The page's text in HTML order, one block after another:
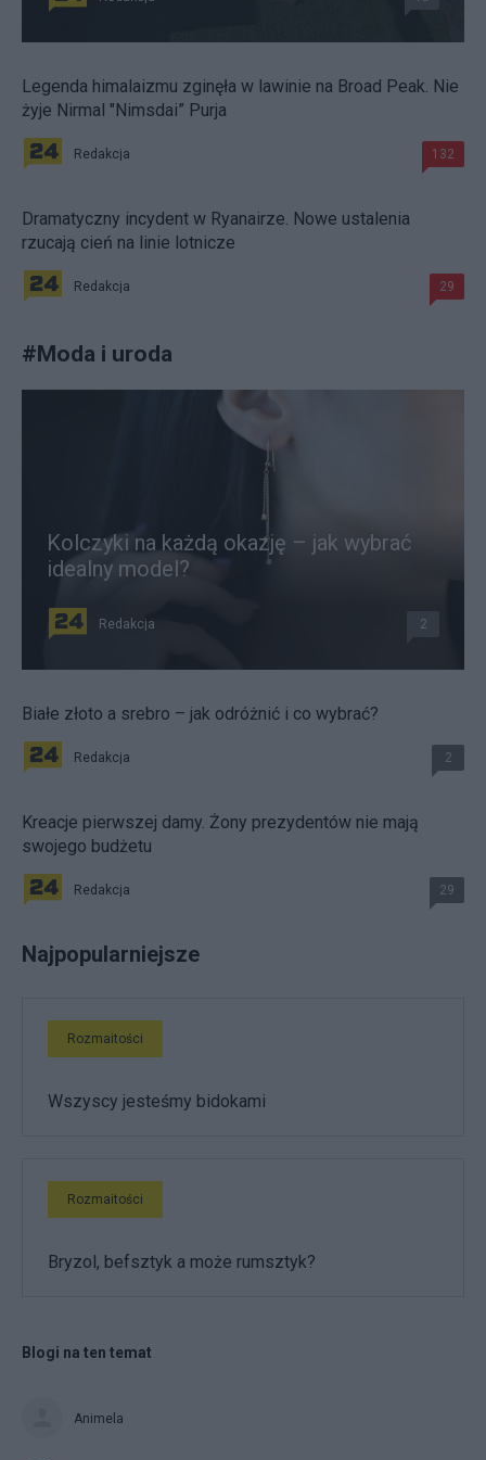
Legenda himalaizmu zginęła w lawinie na Broad Peak. Nie
żyje Nirmal "Nimsdai” Purja
Redakcja 132
Dramatyczny incydent w Ryanairze. Nowe ustalenia
rzucają cień na linie lotnicze
Redakcja 29
#Moda i uroda
Kolczyki na każdą okazję – jak wybrać
idealny model?
Redakcja 2
Białe złoto a srebro – jak odróżnić i co wybrać?
Redakcja 2
Kreacje pierwszej damy. Żony prezydentów nie mają
swojego budżetu
Redakcja 29
Najpopularniejsze
Rozmaitości
Wszyscy jesteśmy bidokami
Rozmaitości
Bryzol, befsztyk a może rumsztyk?
Blogi na ten temat
Animela